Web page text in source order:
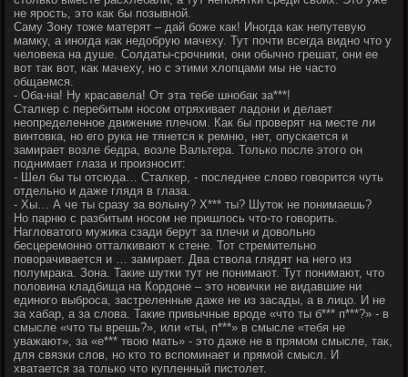
не ярость, это как бы позывной.
Саму Зону тоже матерят – дай боже как! Иногда как непутевую
мамку, а иногда как недобрую мачеху. Тут почти всегда видно что у
человека на душе. Солдаты-срочники, они обычно грешат, они ее
вот так вот, как мачеху, но с этими хлопцами мы не часто
общаемся.
- Оба-на! Ну красавела! От эта тебе шнобак за***!
Сталкер с перебитым носом отряхивает ладони и делает
неопределенное движение плечом. Как бы проверят на месте ли
винтовка, но его рука не тянется к ремню, нет, опускается и
замирает возле бедра, возле Вальтера. Только после этого он
поднимает глаза и произносит:
- Шел бы ты отсюда… Сталкер, - последнее слово говорится чуть
отдельно и даже глядя в глаза.
- Хы… А че ты сразу за волыну? Х*** ты? Шуток не понимаешь?
Но парню с разбитым носом не пришлось что-то говорить.
Нагловатого мужика сзади берут за плечи и довольно
бесцеремонно отталкивают к стене. Тот стремительно
поворачивается и … замирает. Два ствола глядят на него из
полумрака. Зона. Такие шутки тут не понимают. Тут понимают, что
половина кладбища на Кордоне – это новички не видавшие ни
единого выброса, застреленные даже не из засады, а в лицо. И не
за хабар, а за слова. Такие привычные вроде «что ты б*** п***?» - в
смысле «что ты врешь?», или «ты, п***» в смысле «тебя не
уважают», за «е*** твою мать» - это даже не в прямом смысле, так,
для связки слов, но кто то вспоминает и прямой смысл. И
хватается за только что купленный пистолет.